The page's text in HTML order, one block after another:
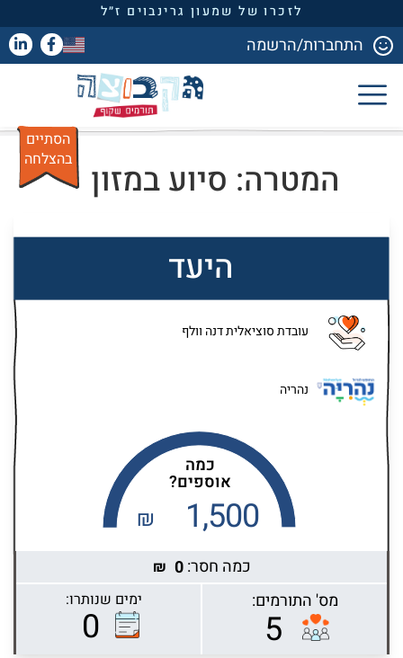
לזכרו של שמעון גרינבוים ז״ל
התחברות/הרשמה
המטרה: סיוע במזון
הסתיים
בהצלחה
היעד
עובדת סוציאלית דנה וולף
נהריה
Highcharts.com
כמה
אוספים?
1,500
כמה חסר:0
₪
מס' התורמים: ימים שנותרו:
0